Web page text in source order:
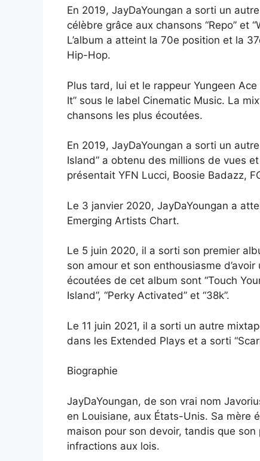
En 2019, JayDaYoungan a sorti un
célèbre grâce aux chansons “Repo” et
L’album a atteint la 70e position et la
Hip-Hop.
Plus tard, lui et le rappeur Yungeen
It” sous le label Cinematic Music. La
chansons les plus écoutées.
En 2019, JayDaYoungan a sorti un
Island” a obtenu des millions de vues
présentait YFN Lucci, Boosie Badazz,
Le 3 janvier 2020, JayDaYoungan a
Emerging Artists Chart.
Le 5 juin 2020, il a sorti son premier
son amour et son enthousiasme
écoutées de cet album sont “Touch
Island”, “Perky Activated” et “38k”.
Le 11 juin 2021, il a sorti un autre
dans les Extended Plays et a sorti
Biographie
JayDaYoungan, de son vrai nom
en Louisiane, aux États-Unis. Sa mère
maison pour son devoir, tandis que
infractions aux lois.